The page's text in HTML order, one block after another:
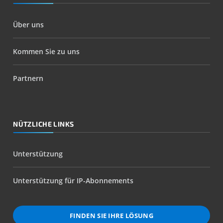
Über uns
Kommen Sie zu uns
Partnern
NÜTZLICHE LINKS
Unterstützung
Unterstützung für IP-Abonnements
FINDEN SIE IHRE LÖSUNG